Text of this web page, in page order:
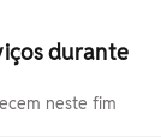
durante
neste fim